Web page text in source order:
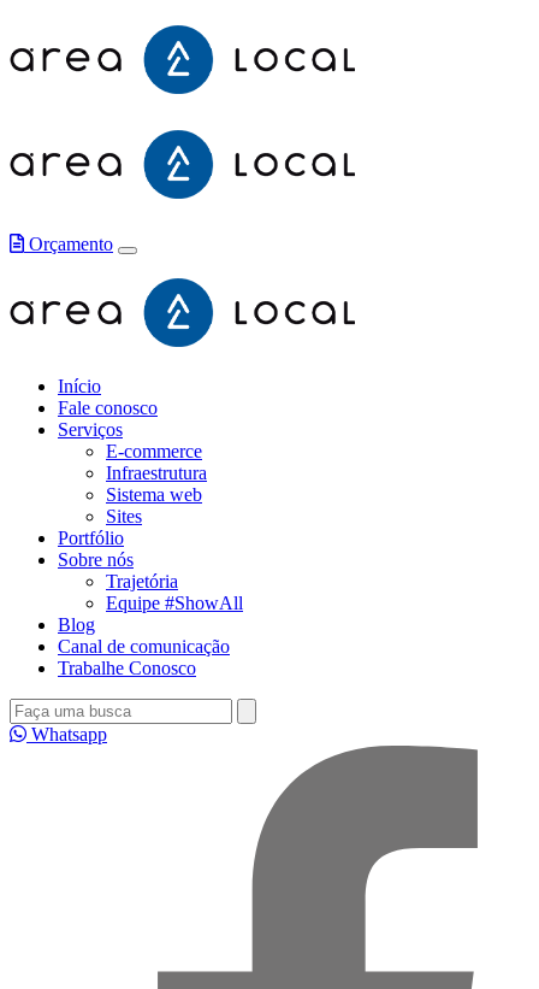
Orçamento
Início
Fale conosco
Serviços
E-commerce
Infraestrutura
Sistema web
Sites
Portfólio
Sobre nós
Trajetória
Equipe #ShowAll
Blog
Canal de comunicação
Trabalhe Conosco
Whatsapp